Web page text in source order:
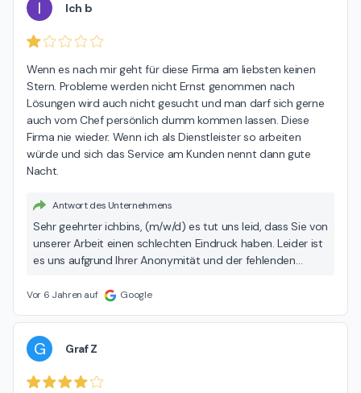
I Ich b
Wenn es nach mir geht für diese Firma am liebsten keinen
Stern. Probleme werden nicht Ernst genommen nach
Lösungen wird auch nicht gesucht und man darf sich gerne
auch vom Chef persönlich dumm kommen lassen. Diese
Firma nie wieder. Wenn ich als Dienstleister so arbeiten
würde und sich das Service am Kunden nennt dann gute
Nacht.
Antwort des Unternehmens
Sehr geehrter ichbins, (m/w/d) es tut uns leid, dass Sie von
unserer Arbeit einen schlechten Eindruck haben. Leider ist
es uns aufgrund Ihrer Anonymität und der fehlenden
Lösung beziehungsweise eine Erklärung anzubieten. Das
per E-Mail schildern. Bitte seien Sie sich gewiss, dass wir
Ihnen gerne helfen möchten, sofern es die technischen
oder baulichen Gegebenheiten zulassen. Mit freundlichen
Grüßen
Vor 6 Jahren auf Google
G Graf Z